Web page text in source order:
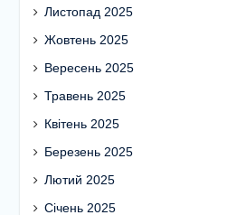
Листопад 2025
Жовтень 2025
Вересень 2025
Травень 2025
Квітень 2025
Березень 2025
Лютий 2025
Січень 2025